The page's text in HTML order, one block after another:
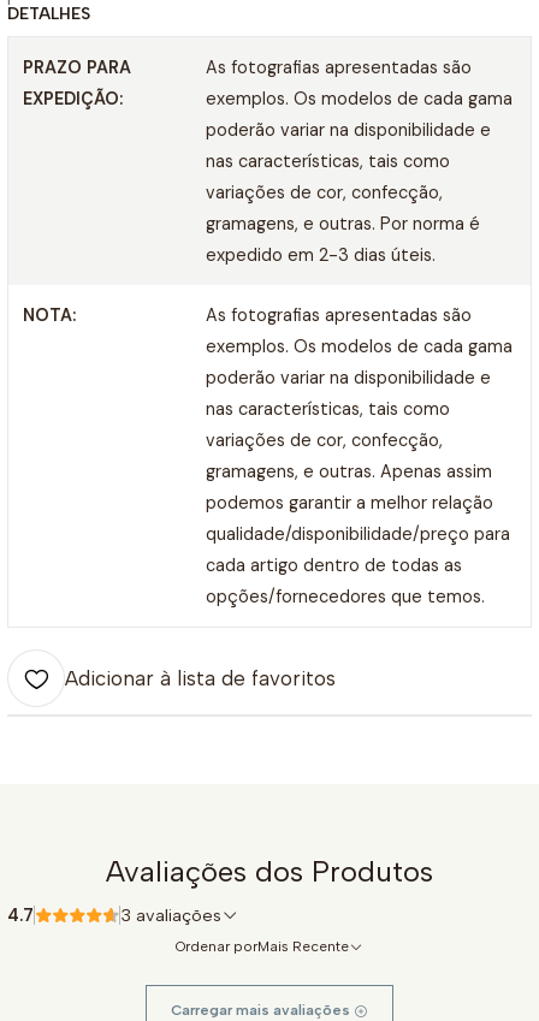
DETALHES
PRAZO PARA
EXPEDIÇÃO:
As fotografias apresentadas são
exemplos. Os modelos de cada gama
poderão variar na disponibilidade e
nas características, tais como
variações de cor, confecção,
gramagens, e outras. Por norma é
expedido em 2-3 dias úteis.
NOTA:
As fotografias apresentadas são
exemplos. Os modelos de cada gama
poderão variar na disponibilidade e
nas características, tais como
variações de cor, confecção,
gramagens, e outras. Apenas assim
podemos garantir a melhor relação
qualidade/disponibilidade/preço para
cada artigo dentro de todas as
opções/fornecedores que temos.
Adicionar à lista de favoritos
Avaliações dos Produtos
4.7 3 avaliações
Ordenar porMais Recente
Carregar mais avaliações